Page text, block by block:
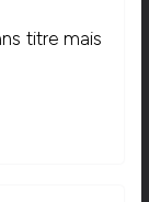
titre mais